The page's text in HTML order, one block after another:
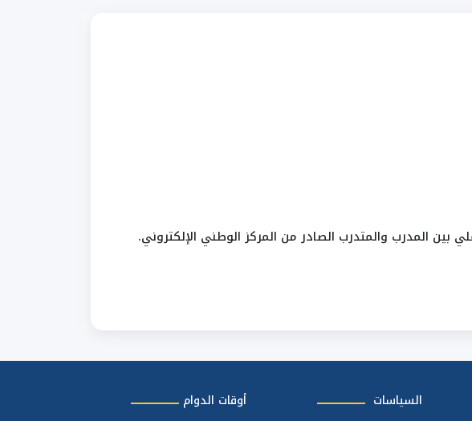
بين المدرب والمتدرب الصادر من المركز الوطني الإلكتروني.
السياسات أوقات الدوام